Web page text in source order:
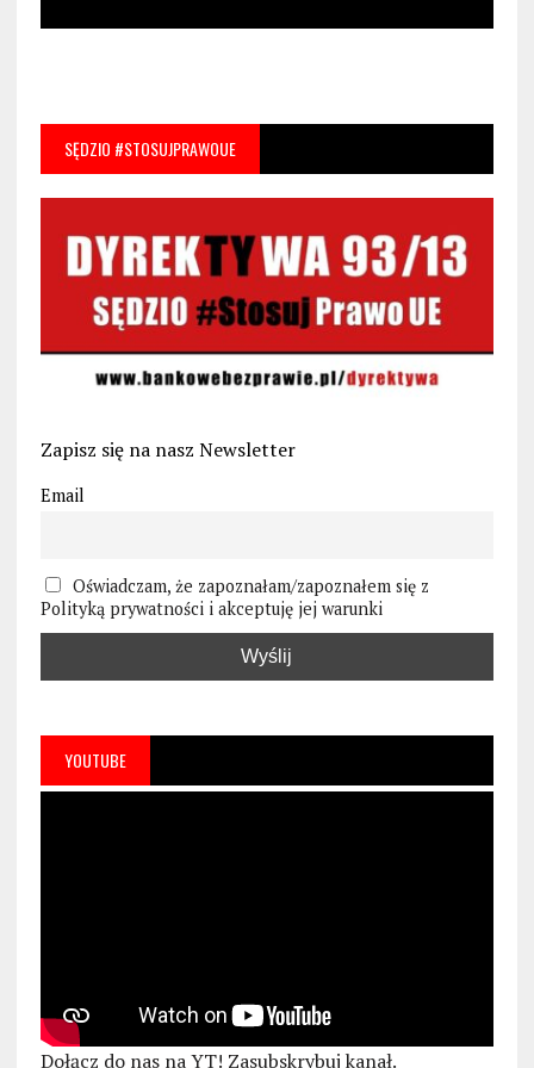
SĘDZIO #STOSUJPRAWOUE
Zapisz się na nasz Newsletter
Email
Oświadczam, że zapoznałam/zapoznałem się z
Polityką prywatności i akceptuję jej warunki
YOUTUBE
Dołącz do nas na YT! Zasubskrybuj kanał.